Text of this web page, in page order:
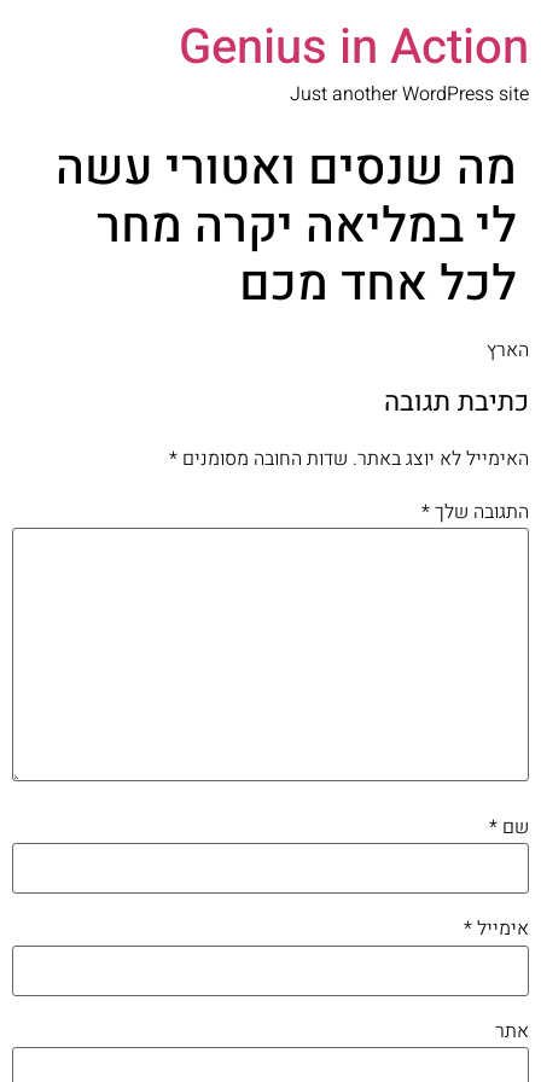
Genius in Action
Just another WordPress site
מה שנסים ואטורי עשה
לי במליאה יקרה מחר
לכל אחד מכם
הארץ
כתיבת תגובה
האימייל לא יוצג באתר. שדות החובה מסומנים *
התגובה שלך*
שם *
אימייל*
אתר